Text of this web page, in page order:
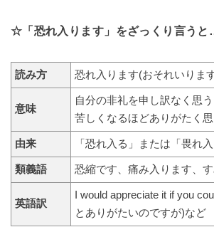
☆「恐れ入ります」をざっくり言う
読み方 恐れ入ります(おそれいりま
意味
自分の非礼を申し訳なく思
苦しくなるほどありがたく思
由来 「恐れ入る」または「畏れ
類義語 恐縮です、痛み入ります、
英語訳
I would appreciate it if you
とありがたいのですが)など